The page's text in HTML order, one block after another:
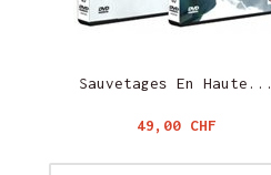
Sauvetages En Haute...
Prix
49,00 CHF